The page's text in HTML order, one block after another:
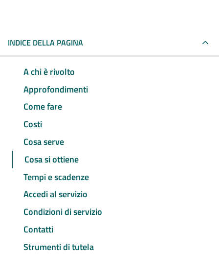
INDICE DELLA PAGINA
A chi è rivolto
Approfondimenti
Come fare
Costi
Cosa serve
Cosa si ottiene
Tempi e scadenze
Accedi al servizio
Condizioni di servizio
Contatti
Strumenti di tutela